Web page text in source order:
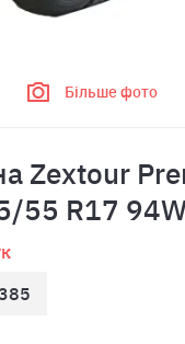
Більше фото
Zextour
55 R17